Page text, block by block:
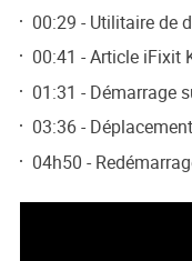
00:29 - Utilitaire de
00:41 - Article iFixit
01:31 - Démarrage
03:36 -
04h50 -